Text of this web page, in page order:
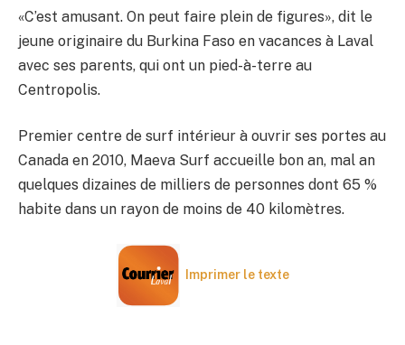
«C’est amusant. On peut faire plein de figures», dit le
jeune originaire du Burkina Faso en vacances à Laval
avec ses parents, qui ont un pied-à-terre au
Centropolis.
Premier centre de surf intérieur à ouvrir ses portes au
Canada en 2010, Maeva Surf accueille bon an, mal an
quelques dizaines de milliers de personnes dont 65 %
habite dans un rayon de moins de 40 kilomètres.
Imprimer le texte